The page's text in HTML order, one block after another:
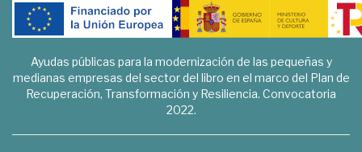
Ayudas públicas para la modernización de las pequeñas y
medianas empresas del sector del libro en el marco del Plan de
Recuperación, Transformación y Resiliencia. Convocatoria
2022.